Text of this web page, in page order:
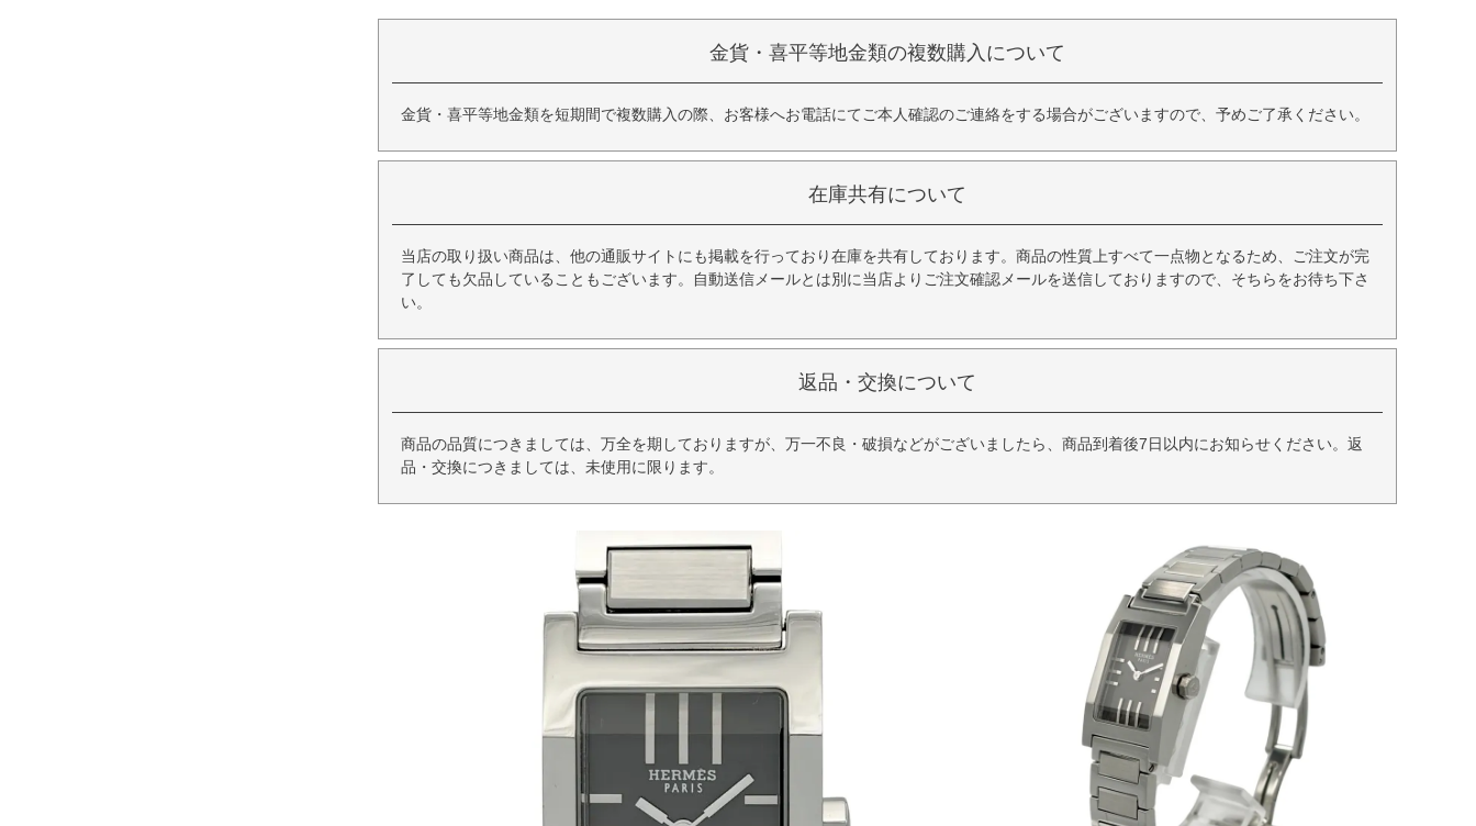
金貨・喜平等地金類の複数購入について
金貨・喜平等地金類を短期間で複数購入の際、お客様へお電話にてご本人確認のご連絡をする場合がございますので、予めご了承ください。
在庫共有について
当店の取り扱い商品は、他の通販サイトにも掲載を行っており在庫を共有しております。商品の性質上すべて一点物となるため、ご注文が完
了しても欠品していることもございます。自動送信メールとは別に当店よりご注文確認メールを送信しておりますので、そちらをお待ち下さ
い。
返品・交換について
商品の品質につきましては、万全を期しておりますが、万一不良・破損などがございましたら、商品到着後7日以内にお知らせください。返
品・交換につきましては、未使用に限ります。